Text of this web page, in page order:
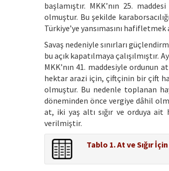
başlamıştır. MKK’nın 25.
olmuştur. Bu şekilde
Türkiye’ye yansımasını
Savaş nedeniyle sınırları
bu açık kapatılmaya
MKK’nın 41. maddesiyle ordunun
hektar arazi için, çiftçinin bir çift
olmuştur. Bu nedenle toplanan
döneminden önce vergiye dâhil
at, iki yaş altı sığır ve orduya ait
verilmiştir.
Tablo 1. At ve Sığır